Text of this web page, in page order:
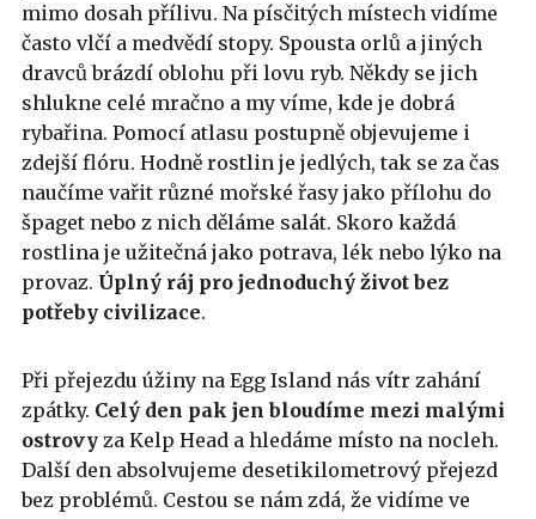
mimo dosah přílivu. Na písčitých místech vidíme
často vlčí a medvědí stopy. Spousta orlů a jiných
dravců brázdí oblohu při lovu ryb. Někdy se jich
shlukne celé mračno a my víme, kde je dobrá
rybařina. Pomocí atlasu postupně objevujeme i
zdejší flóru. Hodně rostlin je jedlých, tak se za čas
naučíme vařit různé mořské řasy jako přílohu do
špaget nebo z nich děláme salát. Skoro každá
rostlina je užitečná jako potrava, lék nebo lýko na
provaz. Úplný ráj pro jednoduchý život bez
potřeby civilizace.
Při přejezdu úžiny na Egg Island nás vítr zahání
zpátky. Celý den pak jen bloudíme mezi malými
ostrovy za Kelp Head a hledáme místo na nocleh.
Další den absolvujeme desetikilometrový přejezd
bez problémů. Cestou se nám zdá, že vidíme ve